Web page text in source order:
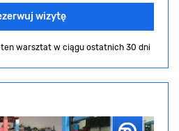
wizytę
ten warsztat w ciągu ostatnich 30 dni